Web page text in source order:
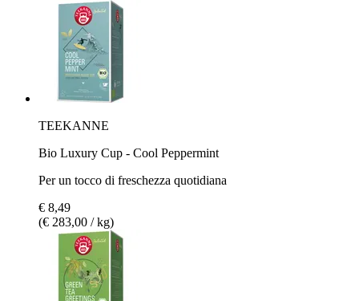
TEEKANNE
Bio Luxury Cup - Cool Peppermint
Per un tocco di freschezza quotidiana
€ 8,49
(€ 283,00 / kg)